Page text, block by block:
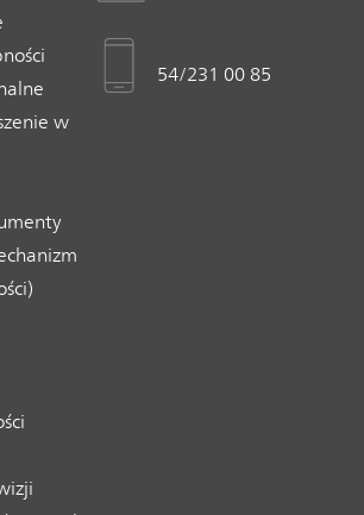
w
54/231 00 85